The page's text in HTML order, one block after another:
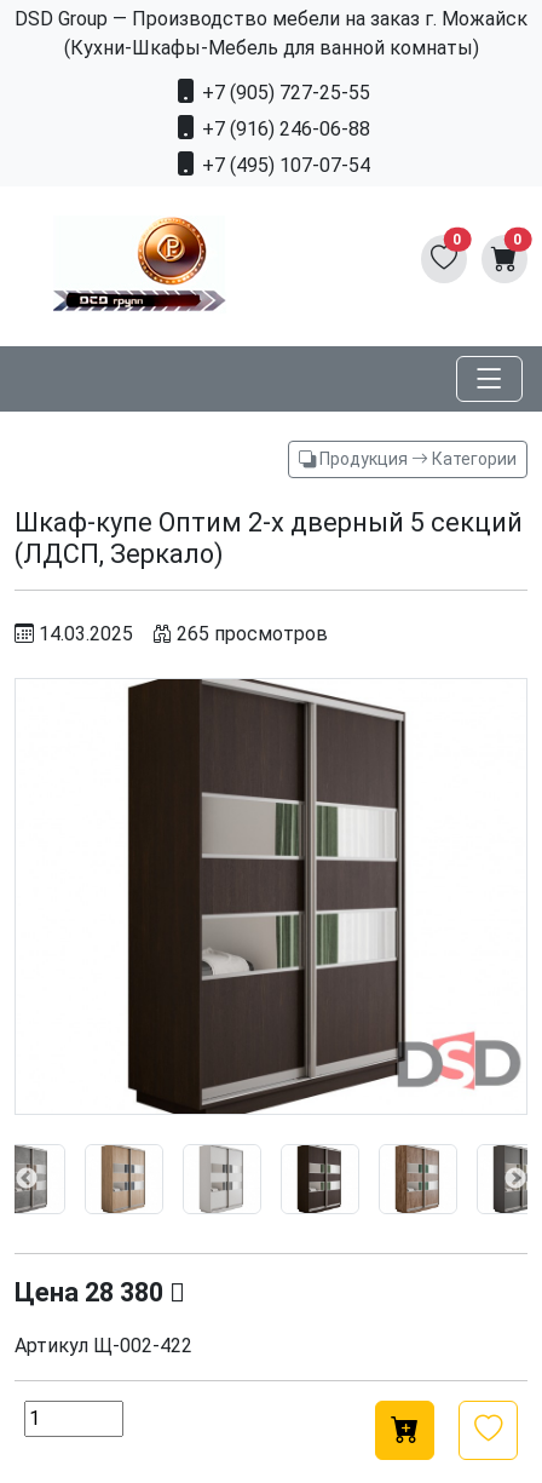
DSD Group — Производство мебели на заказ г. Можайск
(Кухни-Шкафы-Мебель для ванной комнаты)
+7 (905) 727-25-55
+7 (916) 246-06-88
+7 (495) 107-07-54
0 0
Продукция Категории
Шкаф-купе Оптим 2-х дверный 5 секций
(ЛДСП, Зеркало)
14.03.2025 265 просмотров
Цена 28 380
Артикул Щ-002-422